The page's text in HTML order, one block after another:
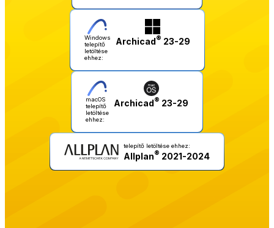
Windows
telepítő
letöltése
ehhez:
Archicad® 23-29
macOS
telepítő
letöltése
ehhez:
Archicad® 23-29
telepítő letöltése ehhez:
Allplan® 2021-2024